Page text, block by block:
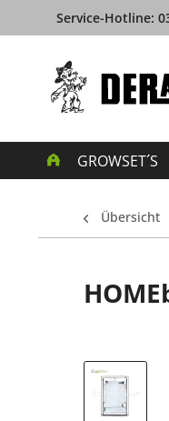
Service-Hotline:
GROWSET´S
Übersicht